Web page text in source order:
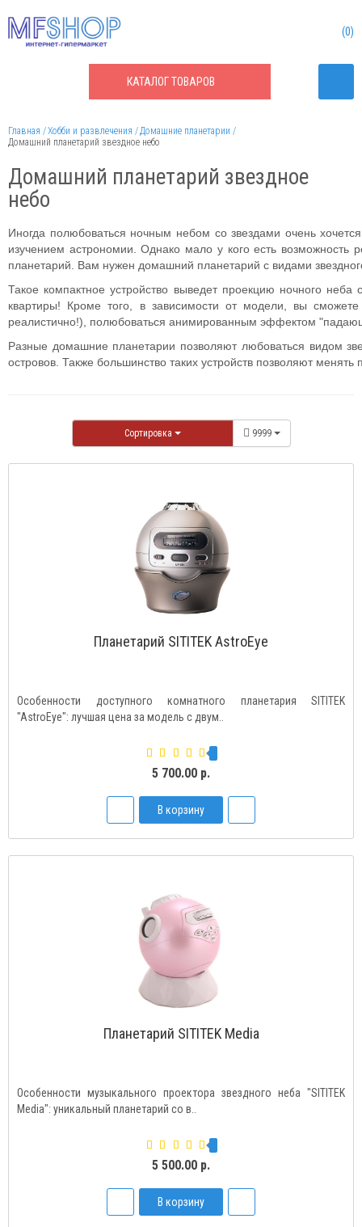
КАТАЛОГТОВАРОВ
0
Главная Хобби и развлечения
Домашние планетарии
Домашний планетарий звездное небо
Домашний планетарий звездное
небо
Иногда полюбоваться ночным небом со звездами очень
изучением астрономии. Однако мало у кого есть возможность
планетарий. Вам нужен домашний планетарий с видами
Такое компактное устройство выведет проекцию ночного
квартиры! Кроме того, в зависимости от модели, вы
реалистично!), полюбоваться анимированным эффектом
Разные домашние планетарии позволяют любоваться видом
островов. Также большинство таких устройств позволяют менять
Сортировка 9999
Планетарий SITITEK AstroEye
Особенности доступного комнатного планетария SITITEK
"AstroEye": лучшая цена за модель с двум..
5 700.00 р.
В корзину
Планетарий SITITEK Media
Особенности музыкального проектора звездного неба "SITITEK
Media": уникальный планетарий со в..
5 500.00 р.
В корзину